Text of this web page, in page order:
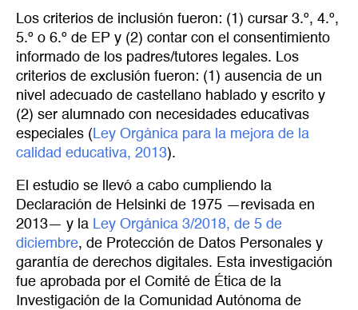
Los criterios de inclusión fueron: (1) cursar 3.º, 4.º,
5.º o 6.º de EP y (2) contar con el consentimiento
informado de los padres/tutores legales. Los
criterios de exclusión fueron: (1) ausencia de un
nivel adecuado de castellano hablado y escrito y
(2) ser alumnado con necesidades educativas
especiales ( Ley Orgánica para la mejora de la
calidad educativa, 2013).
El estudio se llevó a cabo cumpliendo la
Declaración de Helsinki de 1975 —revisada en
2013— y la Ley Orgánica 3/2018, de 5 de
diciembre, de Protección de Datos Personales y
garantía de derechos digitales. Esta investigación
fue aprobada por el Comité de Ética de la
Investigación de la Comunidad Autónoma de